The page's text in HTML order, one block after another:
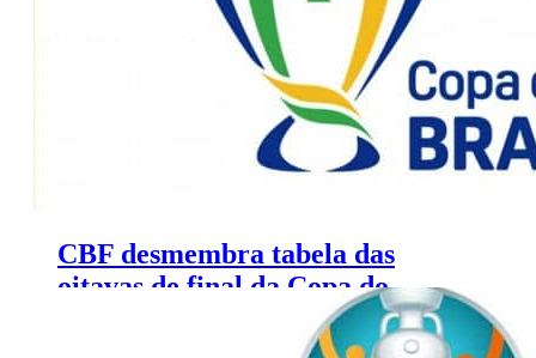
CBF desmembra tabela das
oitavas de final da Copa do
Brasil; veja onde assistir